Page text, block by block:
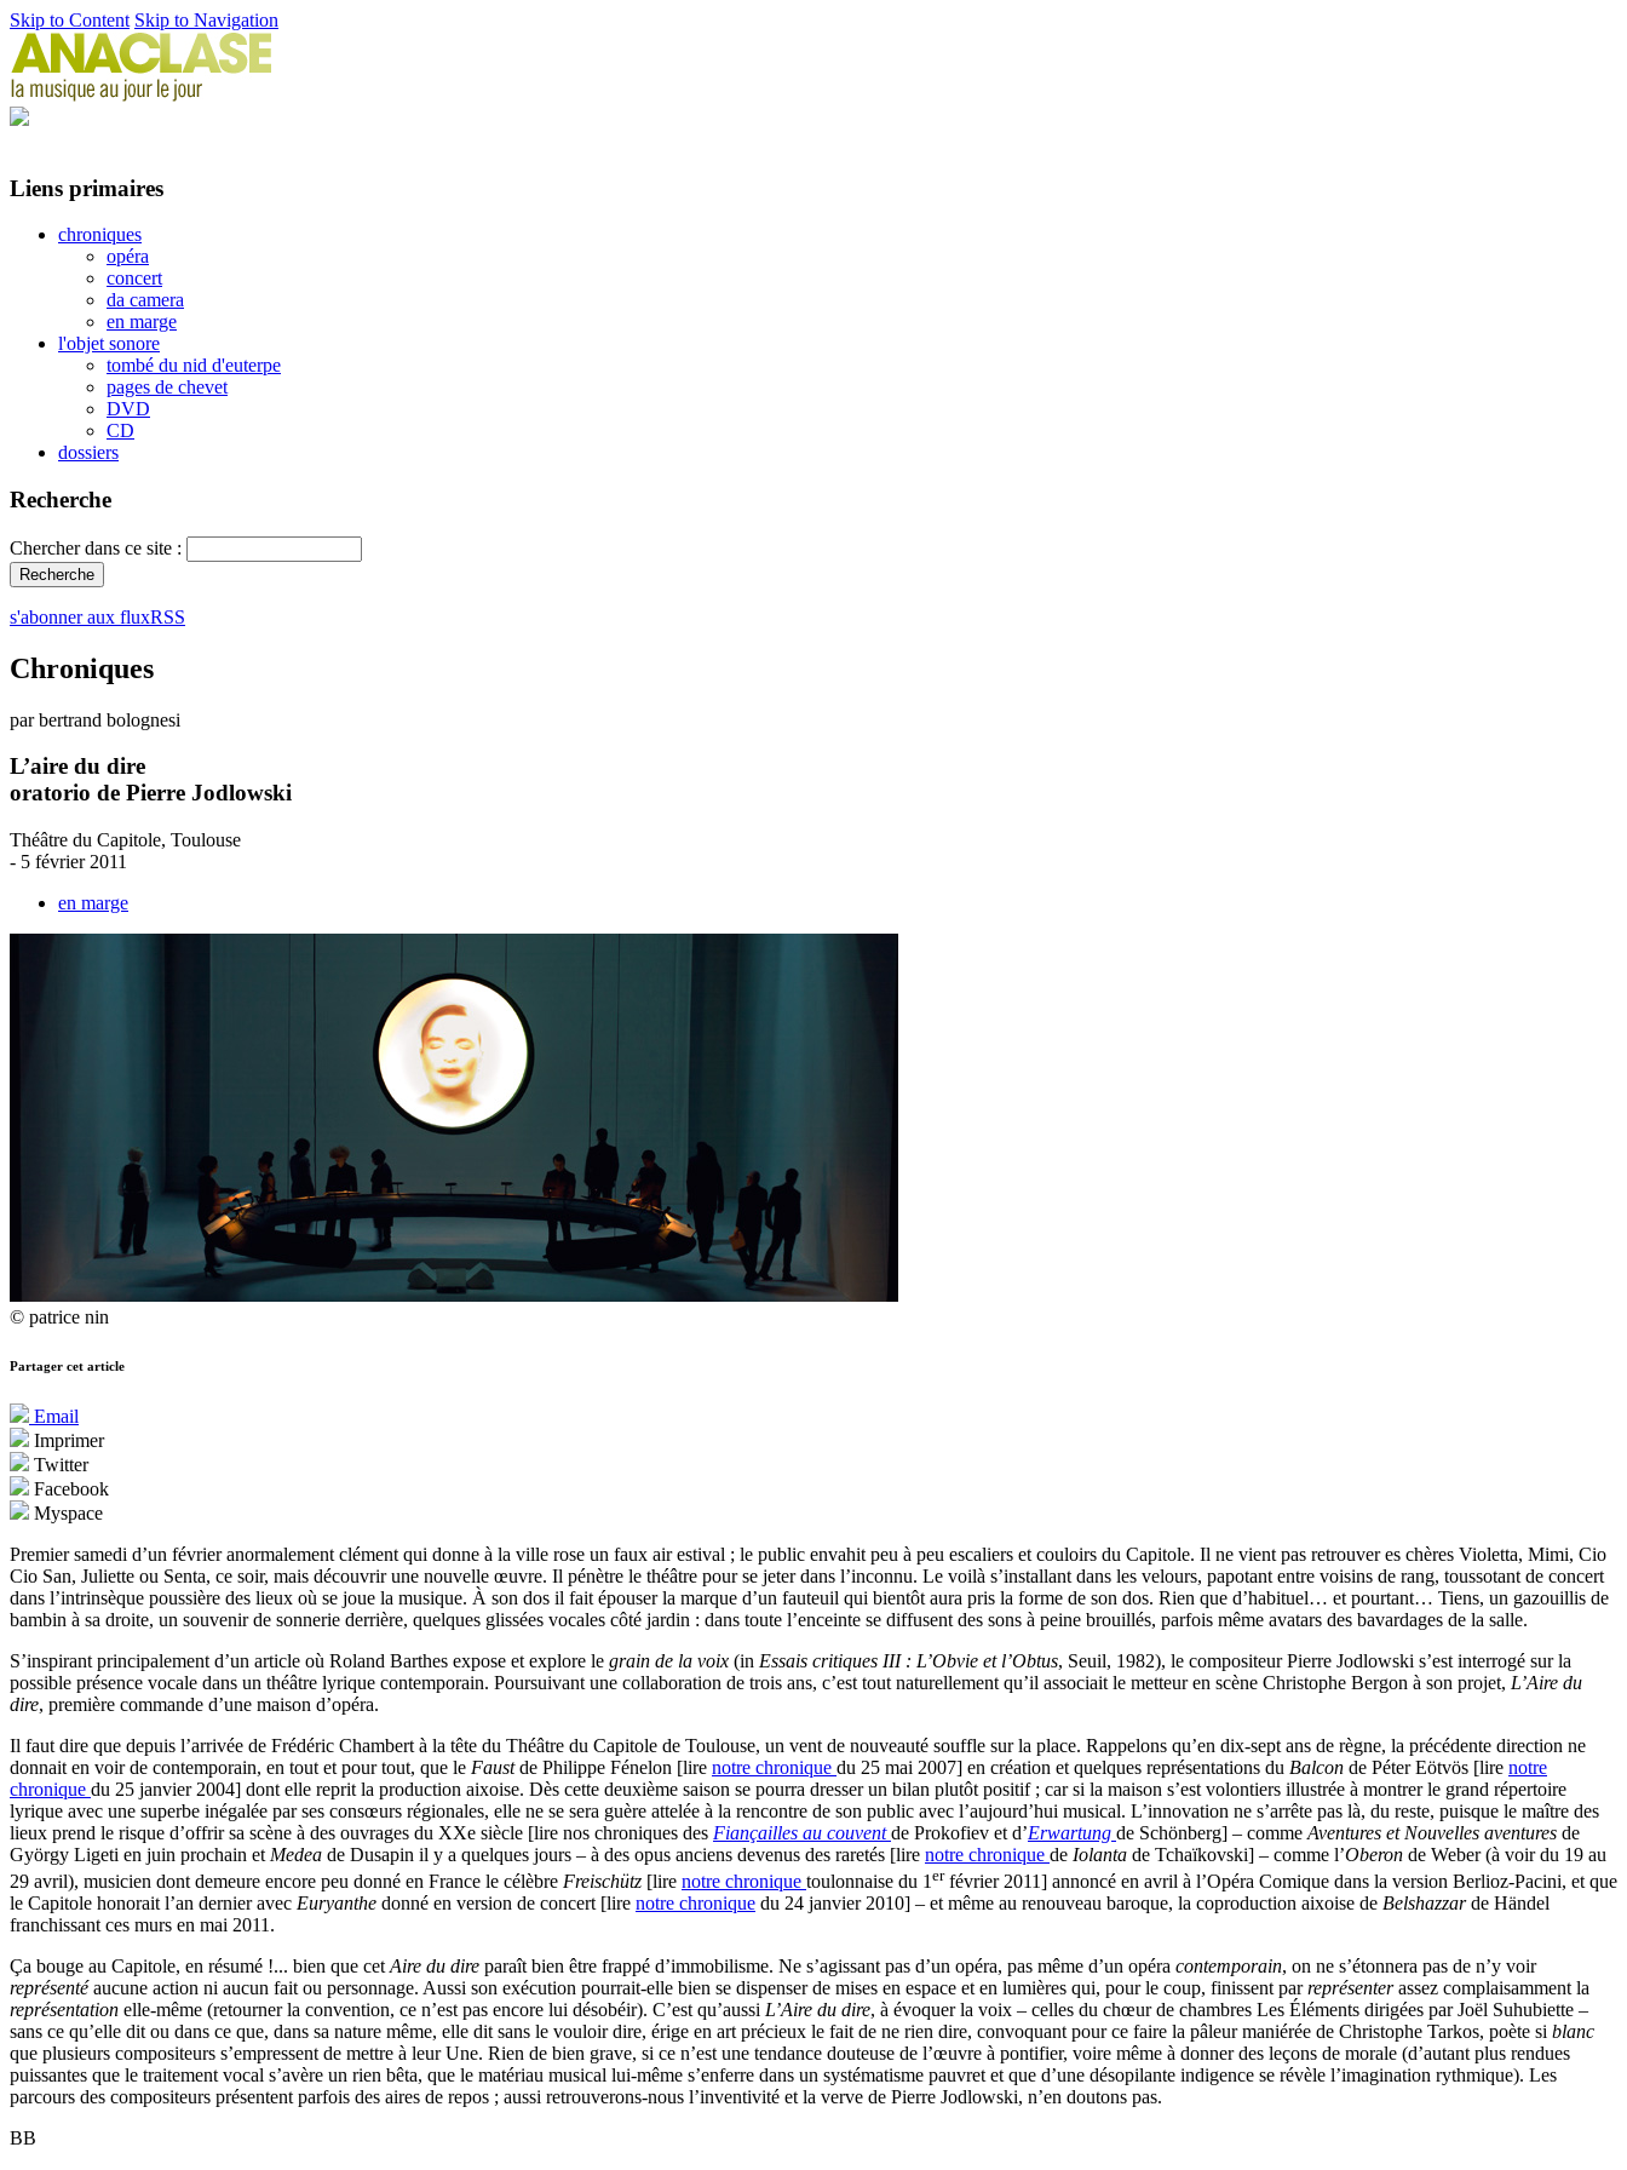
Skip to Content Skip to Navigation
Liens primaires
chroniques
opéra
concert
da camera
en marge
l'objet sonore
tombé du nid d'euterpe
pages de chevet
DVD
CD
dossiers
Recherche
Chercher dans ce site :
s'abonner aux fluxRSS
Chroniques
par bertrand bolognesi
L’aire du dire
oratorio de Pierre Jodlowski
Théâtre du Capitole, Toulouse
- 5 février 2011
en marge
© patrice nin
Partager cet article
Email
Imprimer
Twitter
Facebook
Myspace
Premier samedi d’un février anormalement clément qui donne à la ville rose un faux air estival ; le public envahit peu à peu escaliers et couloirs du Capitole. Il ne vient pas retrouver es chères Violetta, Mimi, Cio
Cio San, Juliette ou Senta, ce soir, mais découvrir une nouvelle œuvre. Il pénètre le théâtre pour se jeter dans l’inconnu. Le voilà s’installant dans les velours, papotant entre voisins de rang, toussotant de concert
dans l’intrinsèque poussière des lieux où se joue la musique. À son dos il fait épouser la marque d’un fauteuil qui bientôt aura pris la forme de son dos. Rien que d’habituel… et pourtant… Tiens, un gazouillis de
bambin à sa droite, un souvenir de sonnerie derrière, quelques glissées vocales côté jardin : dans toute l’enceinte se diffusent des sons à peine brouillés, parfois même avatars des bavardages de la salle.
S’inspirant principalement d’un article où Roland Barthes expose et explore le grain de la voix (in Essais critiques III : L’Obvie et l’Obtus, Seuil, 1982), le compositeur Pierre Jodlowski s’est interrogé sur la
possible présence vocale dans un théâtre lyrique contemporain. Poursuivant une collaboration de trois ans, c’est tout naturellement qu’il associait le metteur en scène Christophe Bergon à son projet, L’Aire du
dire, première commande d’une maison d’opéra.
Il faut dire que depuis l’arrivée de Frédéric Chambert à la tête du Théâtre du Capitole de Toulouse, un vent de nouveauté souffle sur la place. Rappelons qu’en dix-sept ans de règne, la précédente direction ne
donnait en voir de contemporain, en tout et pour tout, que le Faustde Philippe Fénelon [lire notre chronique du 25 mai 2007] en création et quelques représentations du Balcon de Péter Eötvös [lire notre
chronique du 25 janvier 2004] dont elle reprit la production aixoise. Dès cette deuxième saison se pourra dresser un bilan plutôt positif ; car si la maison s’est volontiers illustrée à montrer le grand répertoire
lyrique avec une superbe inégalée par ses consœurs régionales, elle ne se sera guère attelée à la rencontre de son public avec l’aujourd’hui musical. L’innovation ne s’arrête pas là, du reste, puisque le maître des
lieux prend le risque d’offrir sa scène à des ouvrages du XXe siècle [lire nos chroniques des Fiançailles au couventde Prokofiev et d’Erwartung de Schönberg] – comme Aventures et Nouvelles aventures de
György Ligeti en juin prochain et Medea de Dusapin il y a quelques jours – à des opus anciens devenus des raretés [lire notre chronique de Iolanta de Tchaïkovski] – comme l’Oberon de Weber (à voir du 19 au
29 avril), musicien dont demeure encore peu donné en France le célèbre Freischütz [lire notre chronique toulonnaise du 1 erfévrier 2011] annoncé en avril à l’Opéra Comique dans la version Berlioz-Pacini, et que
le Capitole honorait l’an dernier avec Euryanthe donné en version de concert [lire notre chronique du 24 janvier 2010] – et même au renouveau baroque, la coproduction aixoise de Belshazzarde Händel
franchissant ces murs en mai 2011.
Ça bouge au Capitole, en résumé !... bien que cet Aire du dire paraît bien être frappé d’immobilisme. Ne s’agissant pas d’un opéra, pas même d’un opéra contemporain, on ne s’étonnera pas de n’y voir
représentéaucune action ni aucun fait ou personnage. Aussi son exécution pourrait-elle bien se dispenser de mises en espace et en lumières qui, pour le coup, finissent parreprésenterassez complaisamment la
représentation elle-même (retourner la convention, ce n’est pas encore lui désobéir). C’est qu’aussi L’Aire du dire, à évoquer la voix – celles du chœur de chambres Les Éléments dirigées par Joël Suhubiette –
sans ce qu’elle dit ou dans ce que, dans sa nature même, elle dit sans le vouloir dire, érige en art précieux le fait de ne rien dire, convoquant pour ce faire la pâleur maniérée de Christophe Tarkos, poète si blanc
que plusieurs compositeurs s’empressent de mettre à leur Une. Rien de bien grave, si ce n’est une tendance douteuse de l’œuvre à pontifier, voire même à donner des leçons de morale (d’autant plus rendues
puissantes que le traitement vocal s’avère un rien bêta, que le matériau musical lui-même s’enferre dans un systématisme pauvret et que d’une désopilante indigence se révèle l’imagination rythmique). Les
parcours des compositeurs présentent parfois des aires de repos ; aussi retrouverons-nous l’inventivité et la verve de Pierre Jodlowski, n’en doutons pas.
BB